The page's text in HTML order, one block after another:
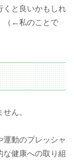
くと良いかもしれ
（←私のことで
ん。
運動のプレッシャ
健康への取り組